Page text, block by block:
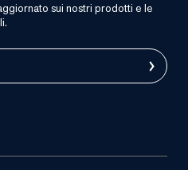
sui nostri prodotti e le
›